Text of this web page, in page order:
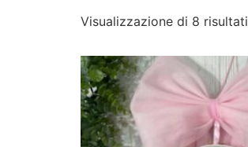
Visualizzazione di 8 risultati